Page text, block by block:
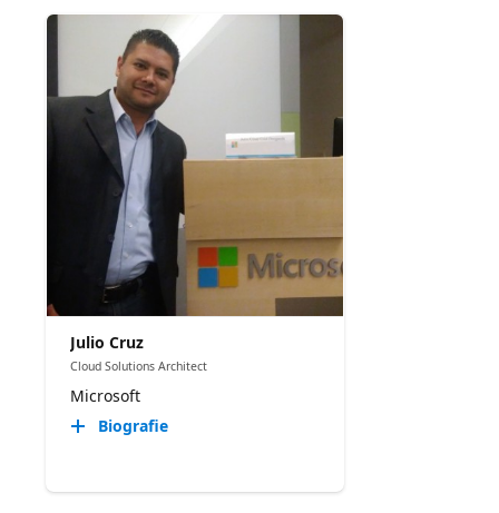
Julio Cruz
Cloud Solutions Architect
Microsoft
Biografie